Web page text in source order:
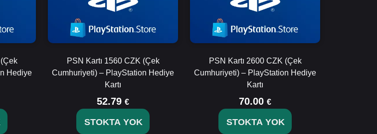
Hediye
PSN Kartı 1560 CZK (Çek
Cumhuriyeti) – PlayStation Hediye
Kartı
52.79 €
STOKTA YOK
PSN Kartı 2600 CZK (Çek
Cumhuriyeti) – PlayStation Hediye
Kartı
70.00 €
STOKTA YOK